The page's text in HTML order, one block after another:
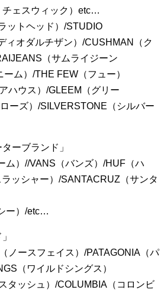
チェスウィック）etc…
ットヘッド）/STUDIO
ィオダルチザン）/CUSHMAN（ク
（サムライジーン
ム）/THE FEW（フュー）
ハウス）/GLEEM（グリー
ーズ）/SILVERSTONE（シルバー
ーブランド」
ム）//VANS（バンズ）/HUF（ハ
ッシャー）/SANTACRUZ（サンタ
ー）/etc…
ースフェイス）/PATAGONIA（パ
（ワイルドシングス）
タッシュ）/COLUMBIA（コロンビ